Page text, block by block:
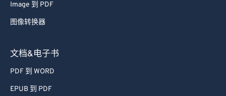
Image 到 PDF
图像转换器
文档&电子书
PDF 到 WORD
EPUB 到 PDF